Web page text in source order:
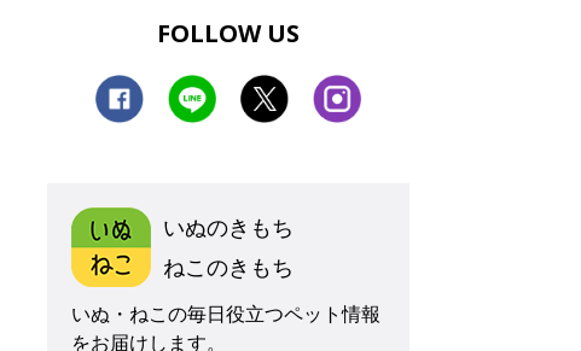
FOLLOW US
いぬのきもち
ねこのきもち
いぬ・ねこの毎日役立つペット情報
をお届けします。